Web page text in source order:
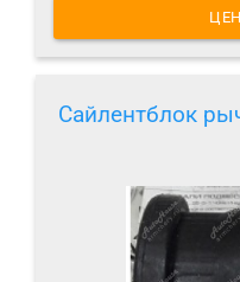
Сайлентблок